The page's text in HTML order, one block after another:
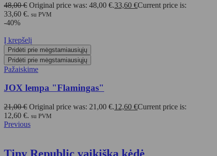
48,00€ Original price was: 48,00 €.33,60 €Current price is:
33,60 €. su PVM
-40%
Į krepšelį
Pridėti prie mėgstamiausiųjų
Pridėti prie mėgstamiausiųjų
Pažaiskime
JOX lempa "Flamingas"
21,00€ Original price was: 21,00 €.12,60 €Current price is:
12,60 €. su PVM
Previous